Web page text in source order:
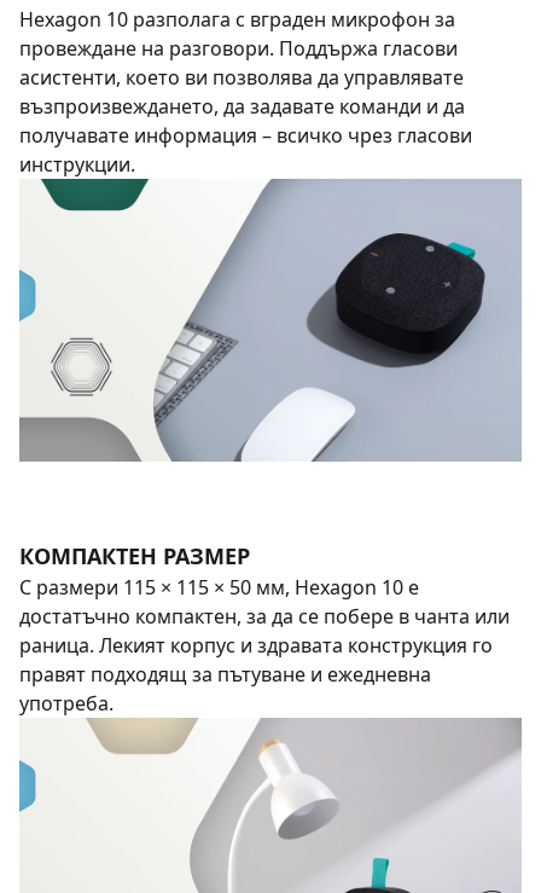
Hexagon 10 разполага с вграден микрофон за
провеждане на разговори. Поддържа гласови
асистенти, което ви позволява да управлявате
възпроизвеждането, да задавате команди и да
получавате информация – всичко чрез гласови
инструкции.
КОМПАКТЕН РАЗМЕР
С размери 115 × 115 × 50 мм, Hexagon 10 е
достатъчно компактен, за да се побере в чанта или
раница. Лекият корпус и здравата конструкция го
правят подходящ за пътуване и ежедневна
употреба.